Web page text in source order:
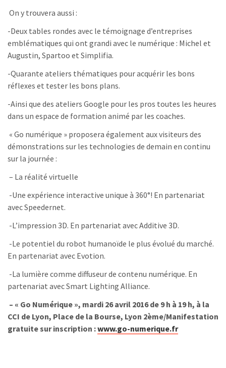
On y trouvera aussi :
-Deux tables rondes avec le témoignage d’entreprises
emblématiques qui ont grandi avec le numérique : Michel et
Augustin, Spartoo et Simplifia.
-Quarante ateliers thématiques pour acquérir les bons
réflexes et tester les bons plans.
-Ainsi que des ateliers Google pour les pros toutes les heures
dans un espace de formation animé par les coaches.
« Go numérique » proposera également aux visiteurs des
démonstrations sur les technologies de demain en continu
sur la journée :
– La réalité virtuelle
-Une expérience interactive unique à 360°! En partenariat
avec Speedernet.
-L’impression 3D. En partenariat avec Additive 3D.
-Le potentiel du robot humanoïde le plus évolué du marché.
En partenariat avec Evotion.
-La lumière comme diffuseur de contenu numérique. En
partenariat avec Smart Lighting Alliance.
– « Go Numérique », mardi 26 avril 2016 de 9 h à 19 h, à la
CCI de Lyon, Place de la Bourse, Lyon 2ème/Manifestation
gratuite surinscription :www.go-numerique.fr